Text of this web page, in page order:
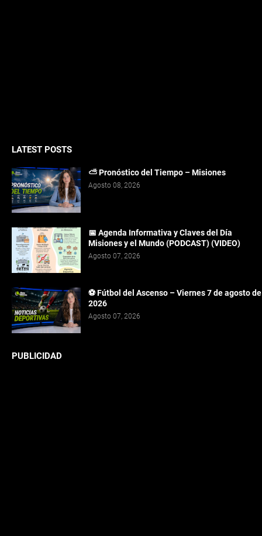
LATEST POSTS
⛅ Pronóstico del Tiempo – Misiones
Agosto 08, 2026
📅 Agenda Informativa y Claves del Día
Misiones y el Mundo (PODCAST) (VIDEO)
Agosto 07, 2026
⚽ Fútbol del Ascenso – Viernes 7 de agosto de
2026
Agosto 07, 2026
PUBLICIDAD